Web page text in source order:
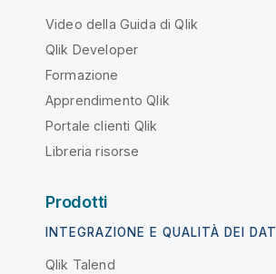
Video della Guida di Qlik
Qlik Developer
Formazione
Apprendimento Qlik
Portale clienti Qlik
Libreria risorse
Prodotti
INTEGRAZIONE E QUALITÀ DEI DATI
Qlik Talend